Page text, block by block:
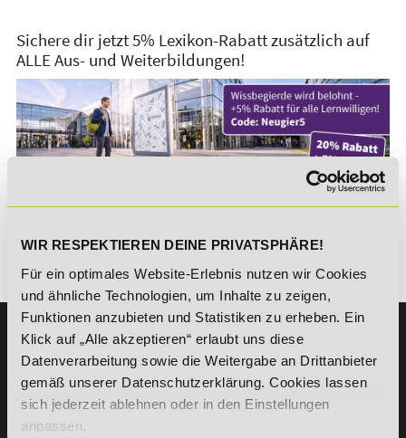
WIR RESPEKTIEREN DEINE PRIVATSPHÄRE!
Für ein optimales Website-Erlebnis nutzen wir Cookies
und ähnliche Technologien, um Inhalte zu zeigen,
Funktionen anzubieten und Statistiken zu erheben. Ein
Klick auf „Alle akzeptieren“ erlaubt uns diese
Datenverarbeitung sowie die Weitergabe an Drittanbieter
gemäß unserer Datenschutzerklärung. Cookies lassen
sich jederzeit ablehnen oder in den Einstellungen
anpassen.
Sichere dir jetzt 5% Lexikon-Rabatt zusätzlich auf
ALLE Aus- und Weiterbildungen!
*Der Rabattcode "NEUGIER5" ist mit weiteren Rabatten
kombinierbar. Wir informieren dich gern.
Es gibt keine Einträge mit diesem Anfangsbuchstaben.
KONTAKT
07191 - 22986 - 0
+49 (0) 7191 9513203